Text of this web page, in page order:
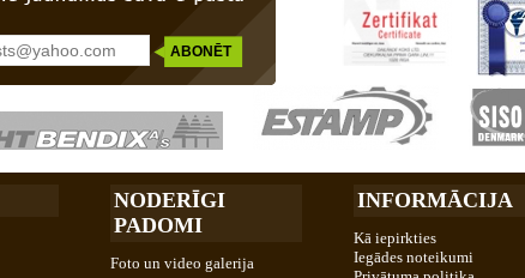
NODERĪGI
PADOMI
Foto un video galerija
INFORMĀCIJA
Kā iepirkties
Iegādes noteikumi